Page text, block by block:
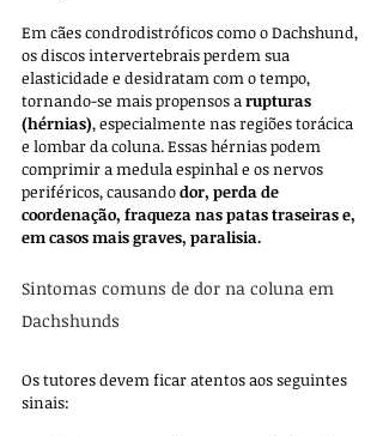
Em cães condrodistróficos como o Dachshund,
os discos intervertebrais perdem sua
elasticidade e desidratam com o tempo,
tornando-se mais propensos a rupturas
(hérnias), especialmente nas regiões torácica
e lombar da coluna. Essas hérnias podem
comprimir a medula espinhal e os nervos
periféricos, causando dor, perda de
coordenação, fraqueza nas patas traseiras e,
em casos mais graves, paralisia.
Sintomas comuns de dor na coluna em
Dachshunds
Os tutores devem ficar atentos aos seguintes
sinais: